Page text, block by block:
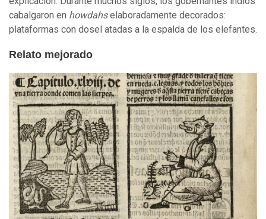
cabalgaron en howdahselaboradamente decorados:
plataformas con dosel atadas a la espalda de los elefantes.
Relato mejorado